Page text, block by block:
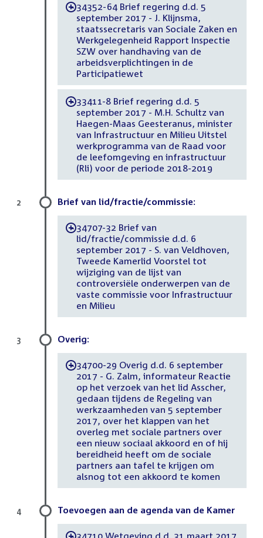
-34352-64 Brief regering d.d. 5
september 2017 - J. Klijnsma,
staatssecretaris van Sociale Zaken en
Werkgelegenheid Rapport Inspectie
SZW over handhaving van de
arbeidsverplichtingen in de
Participatiewet
-33411-8 Brief regering d.d. 5
september 2017 - M.H. Schultz van
Haegen-Maas Geesteranus, minister
van Infrastructuur en Milieu Uitstel
werkprogramma van de Raad voor
de leefomgeving en infrastructuur
(Rli) voor de periode 2018-2019
Brief van lid/fractie/commissie:
-34707-32 Brief van
lid/fractie/commissie d.d. 6
september 2017 - S. van Veldhoven,
Tweede Kamerlid Voorstel tot
wijziging van de lijst van
controversiële onderwerpen van de
vaste commissie voor Infrastructuur
en Milieu
2
Overig:
-34700-29 Overig d.d. 6 september
2017 - G. Zalm, informateur Reactie
op het verzoek van het lid Asscher,
gedaan tijdens de Regeling van
werkzaamheden van 5 september
2017, over het klappen van het
overleg met sociale partners over
een nieuw sociaal akkoord en of hij
bereidheid heeft om de sociale
partners aan tafel te krijgen om
alsnog tot een akkoord te komen
3
Toevoegen aan de agenda van de Kamer
34710 Wetgeving d.d. 31 maart 2017
4